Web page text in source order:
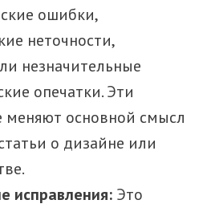
ошибки,
неточности,
незначительные
опечатки. Эти
меняют основной смысл
о дизайне или
исправления: Это